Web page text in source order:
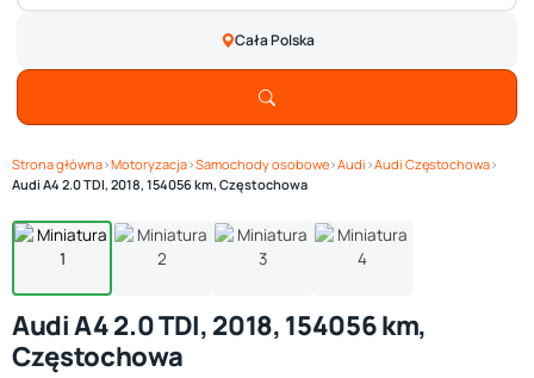
Cała Polska
Strona główna›Motoryzacja›Samochody osobowe›Audi ›Audi Częstochowa›
Audi A4 2.0 TDI, 2018, 154056 km, Częstochowa
1/ 4 Zobacz galerię
Audi A4 2.0 TDI, 2018, 154056 km,
Częstochowa